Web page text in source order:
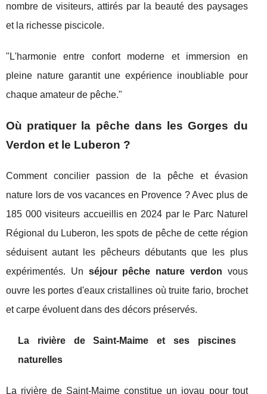
nombre de visiteurs, attirés par la beauté des paysages
et la richesse piscicole.
"L'harmonie entre confort moderne et immersion en
pleine nature garantit une expérience inoubliable pour
chaque amateur de pêche."
Où pratiquer la pêche dans les Gorges du
Verdon et le Luberon ?
Comment concilier passion de la pêche et évasion
nature lors de vos vacances en Provence ? Avec plus de
185 000 visiteurs accueillis en 2024 par le Parc Naturel
Régional du Luberon, les spots de pêche de cette région
séduisent autant les pêcheurs débutants que les plus
expérimentés. Un séjour pêche nature verdon vous
ouvre les portes d'eaux cristallines où truite fario, brochet
et carpe évoluent dans des décors préservés.
La rivière de Saint-Maime et ses piscines
naturelles
La rivière de Saint-Maime constitue un joyau pour tout